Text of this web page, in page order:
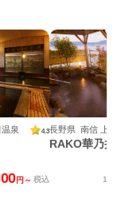
泉 4.3
円～ 税込
長野県 南信 上諏
RAKO華乃井
1名